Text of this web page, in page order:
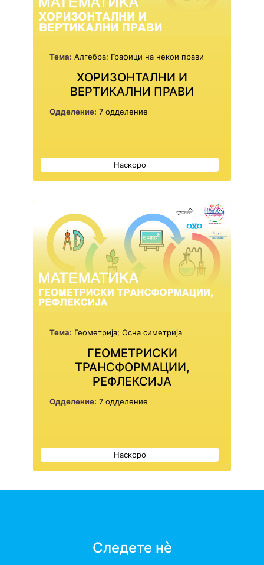
Тема: Алгебра; Графици на некои прави
ХОРИЗОНТАЛНИ И
ВЕРТИКАЛНИ ПРАВИ
Одделение: 7 одделение
Наскоро
Тема: Геометрија; Осна симетрија
ГЕОМЕТРИСКИ
ТРАНСФОРМАЦИИ,
РЕФЛЕКСИЈА
Одделение: 7 одделение
Наскоро
Следете нè